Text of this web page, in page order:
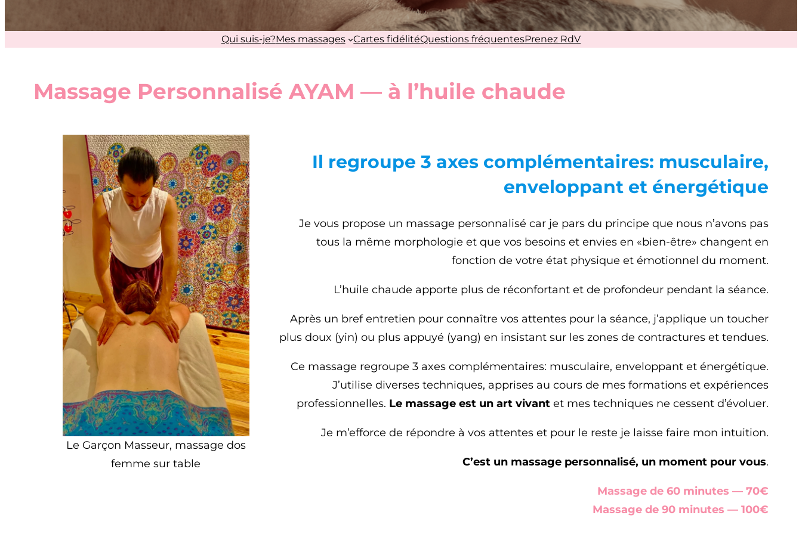
Qui suis-je?Mes massages Cartes fidélitéQuestions fréquentesPrenez RdV
Massage Personnalisé AYAM — à l’huile chaude
Le Garçon Masseur, massage dos
femme sur table
Il regroupe 3 axes complémentaires: musculaire,
enveloppant et énergétique
Je vous propose un massage personnalisé car je pars du principe que nous n’avons pas
tous la même morphologie et que vos besoins et envies en «bien-être» changent en
fonction de votre état physique et émotionnel du moment.
L’huile chaude apporte plus de réconfortant et de profondeur pendant la séance.
Après un bref entretien pour connaître vos attentes pour la séance, j’applique un toucher
plus doux (yin) ou plus appuyé (yang) en insistant sur les zones de contractures et tendues.
Ce massage regroupe 3 axes complémentaires: musculaire, enveloppant et énergétique.
J’utilise diverses techniques, apprises au cours de mes formations et expériences
professionnelles. Le massage est un art vivantet mes techniques ne cessent d’évoluer.
Je m’efforce de répondre à vos attentes et pour le reste je laisse faire mon intuition.
C’est un massage personnalisé, un moment pour vous.
Massage de 60 minutes — 70€
Massage de 90 minutes — 100€